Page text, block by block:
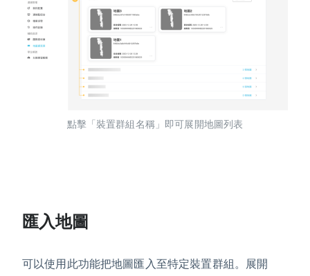
點擊「裝置群組名稱」即可展開地圖列表
匯入地圖
可以使用此功能把地圖匯入至特定裝置群組。展開